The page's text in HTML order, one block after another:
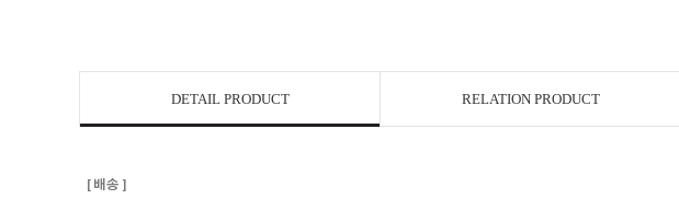
DETAIL PRODUCT RELATION PRODUCT
[ 배송 ]